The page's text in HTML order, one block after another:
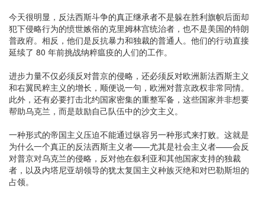
今天很明显，反法西斯斗争的真正继承者不是躲在胜利旗帜后面却
犯下侵略行为的愤世嫉俗的克里姆林宫统治者，也不是美国的特朗
普政府。相反，他们是反抗暴力和独裁的普通人。他们的行动直接
延续了 80 年前挑战纳粹瘟疫的人们的工作。
进步力量不仅必须反对普京的侵略，还必须反对欧洲新法西斯主义
和右翼民粹主义的增长，顺便说一句，欧洲对普京政权非常同情。
此外，还有必要打击北约国家密集的重整军备，这些国家并非想要
帮助乌克兰，而是鼓励自己队伍中的沙文主义。
一种形式的帝国主义压迫不能通过纵容另一种形式来打败。这就是
为什么一个真正的反法西斯主义者——尤其是社会主义者——会反
对普京对乌克兰的侵略，反对他在叙利亚和其他国家支持的独裁
者，以及内塔尼亚胡领导的犹太复国主义种族灭绝和对巴勒斯坦的
占领。